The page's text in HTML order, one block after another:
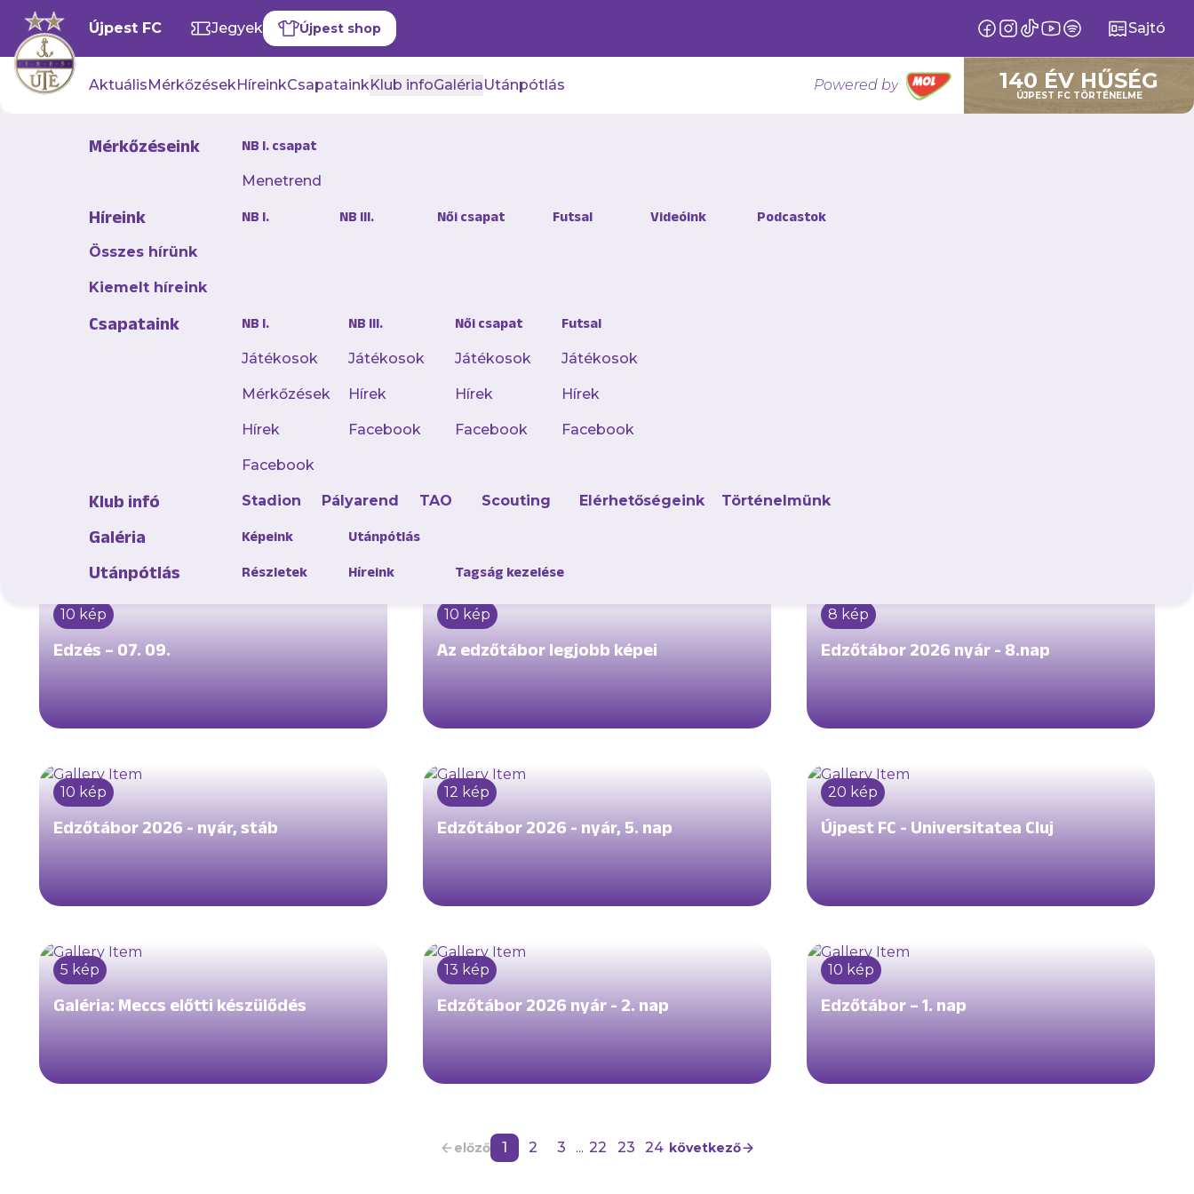
Újpest FC Jegyek Újpest shop Sajtó
AktuálisMérkőzésekHíreinkCsapatainkKlub infoGalériaUtánpótlás Powered by 140 ÉV HŰSÉG
ÚJPEST FC TÖRTÉNELME
Mérkőzéseink NB I. csapat
Menetrend
Híreink
Összes hírünk
Kiemelt híreink
NB I. NB III. Női csapat Futsal Videóink Podcastok
Csapataink NB I.
Játékosok
Mérkőzések
Hírek
Facebook
NB III.
Játékosok
Hírek
Facebook
Női csapat
Játékosok
Hírek
Facebook
Futsal
Játékosok
Hírek
Facebook
Klub infó Stadion Pályarend TAO Scouting Elérhetőségeink Történelmünk
Galéria Képeink Utánpótlás
Utánpótlás Részletek Híreink Tagság kezelése
GALÉRIÁINK
10 kép
Edzés – 07. 09.
10 kép
Az edzőtábor legjobb képei
8 kép
Edzőtábor 2026 nyár - 8.nap
10 kép
Edzőtábor 2026 - nyár, stáb
12 kép
Edzőtábor 2026 - nyár, 5. nap
20 kép
Újpest FC - Universitatea Cluj
5 kép
Galéria: Meccs előtti készülődés
13 kép
Edzőtábor 2026 nyár - 2. nap
10 kép
Edzőtábor – 1. nap
előző 1 2 3 ... 22 23 24 következő